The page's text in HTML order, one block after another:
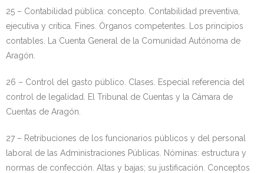
25 – Contabilidad pública: concepto. Contabilidad preventiva,
ejecutiva y crítica. Fines. Órganos competentes. Los principios
contables. La Cuenta General de la Comunidad Autónoma de
Aragón.
26 – Control del gasto público. Clases. Especial referencia del
control de legalidad. El Tribunal de Cuentas y la Cámara de
Cuentas de Aragón.
27 – Retribuciones de los funcionarios públicos y del personal
laboral de las Administraciones Públicas. Nóminas: estructura y
normas de confección. Altas y bajas; su justificación. Conceptos